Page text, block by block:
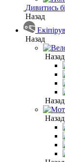
Дивитись
Назад
Назад
Назад
Назад
Назад